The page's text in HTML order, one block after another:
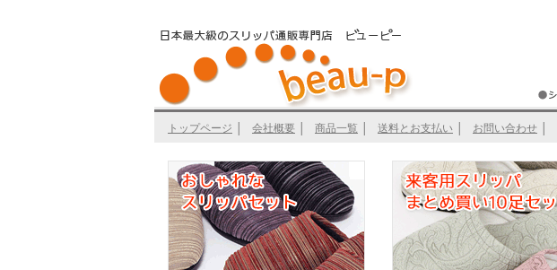
トップページ 会社概要 商品一覧 送料とお支払い お問い合わせ